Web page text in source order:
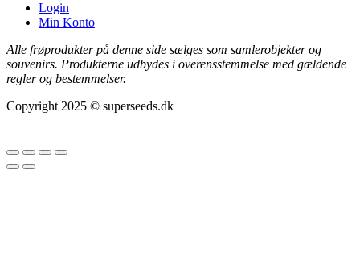
Login
Min Konto
Alle frøprodukter på denne side sælges som samlerobjekter og
souvenirs. Produkterne udbydes i overensstemmelse med gældende
regler og bestemmelser.
Copyright 2025 © superseeds.dk